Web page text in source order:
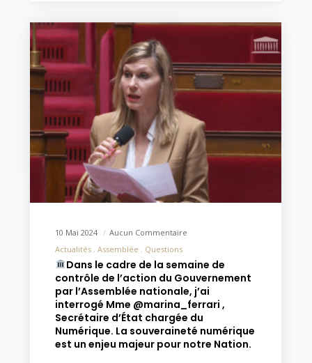
10 Mai 2024
Aucun Commentaire
Actualités
Assemblée Questions
Dans le cadre de la semaine de
contrôle de l’action du Gouvernement
par l’Assemblée nationale, j’ai
interrogé Mme @marina_ferrari ,
Secrétaire d’État chargée du
Numérique. La souveraineté numérique
est un enjeu majeur pour notre Nation.